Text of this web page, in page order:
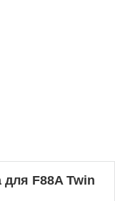
для F88A Twin